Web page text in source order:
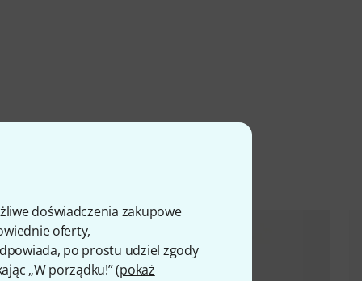
doświadczenia zakupowe
oferty,
po prostu udziel zgody
„W porządku!” (pokaż